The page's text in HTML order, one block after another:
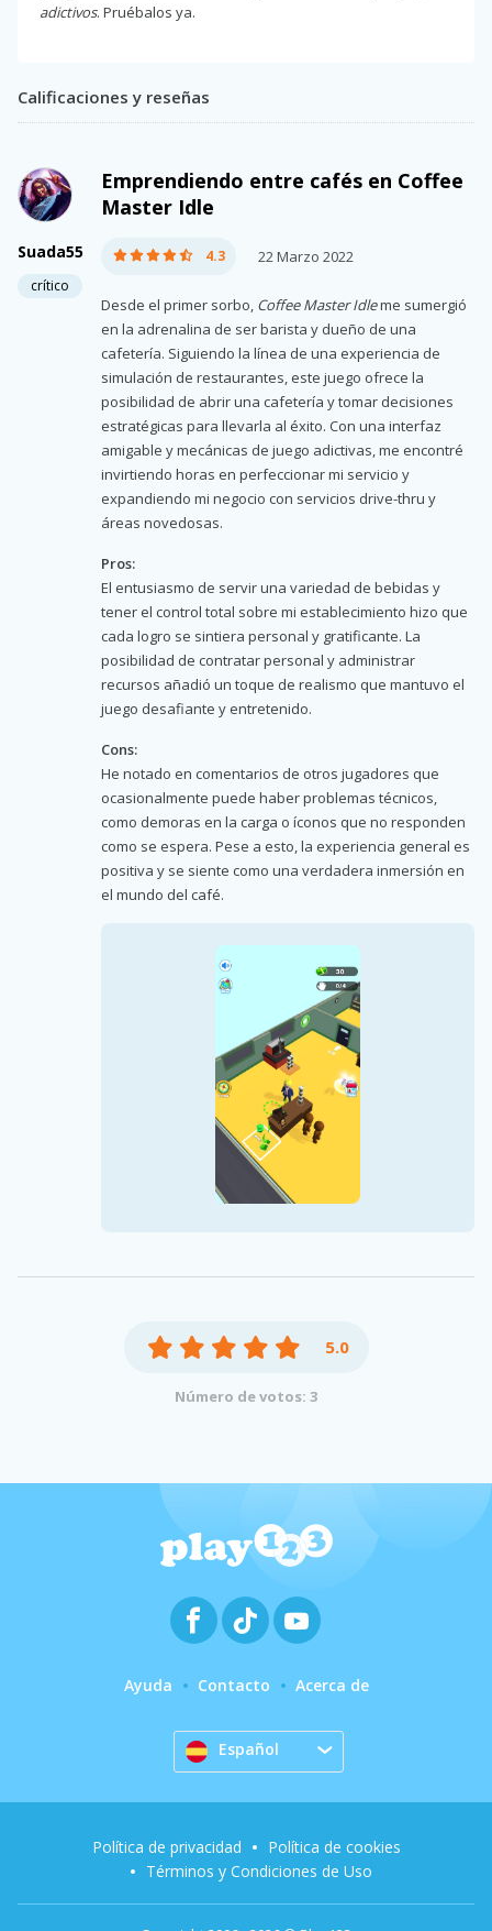
adictivos. Pruébalos ya.
Calificaciones y reseñas
Suada55
crítico
Emprendiendo entre cafés en Coffee
Master Idle
4.3 22 Marzo 2022
Desde el primer sorbo, Coffee Master Idleme sumergió
en la adrenalina de ser barista y dueño de una
cafetería. Siguiendo la línea de una experiencia de
simulación de restaurantes, este juego ofrece la
posibilidad de abrir una cafetería y tomar decisiones
estratégicas para llevarla al éxito. Con una interfaz
amigable y mecánicas de juego adictivas, me encontré
invirtiendo horas en perfeccionar mi servicio y
expandiendo mi negocio con servicios drive-thru y
áreas novedosas.
Pros:
El entusiasmo de servir una variedad de bebidas y
tener el control total sobre mi establecimiento hizo que
cada logro se sintiera personal y gratificante. La
posibilidad de contratar personal y administrar
recursos añadió un toque de realismo que mantuvo el
juego desafiante y entretenido.
Cons:
He notado en comentarios de otros jugadores que
ocasionalmente puede haber problemas técnicos,
como demoras en la carga o íconos que no responden
como se espera. Pese a esto, la experiencia general es
positiva y se siente como una verdadera inmersión en
el mundo del café.
5.0
Número de votos: 3
Ayuda Contacto Acerca de
Español
Política de privacidad
Política de cookies
Términos y Condiciones de Uso